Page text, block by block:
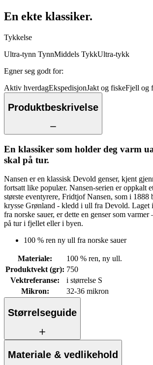
En ekte klassiker.
Tykkelse
Ultra-tynn TynnMiddels TykkUltra-tykk
Egner seg godt for:
Aktiv hverdagEkspedisjonJakt og fiskeFjell og
Produktbeskrivelse
En klassiker som holder deg varm
skal på tur.
Nansen er en klassisk Devold genser, kjent
fortsatt like populær. Nansen-serien er oppkalt
største eventyrere, Fridtjof Nansen, som i 1888
krysse Grønland - kledd i ull fra Devold. Laget
fra norske sauer, er dette en genser som varmer
på tur i fjellet eller i byen.
100 % ren ny ull fra norske sauer
Materiale:
100 % ren, ny ull.
Produktvekt (gr): 750
Vektreferanse:
i størrelse S
Mikron: 32-36 mikron
Størrelseguide
Materiale & vedlikehold